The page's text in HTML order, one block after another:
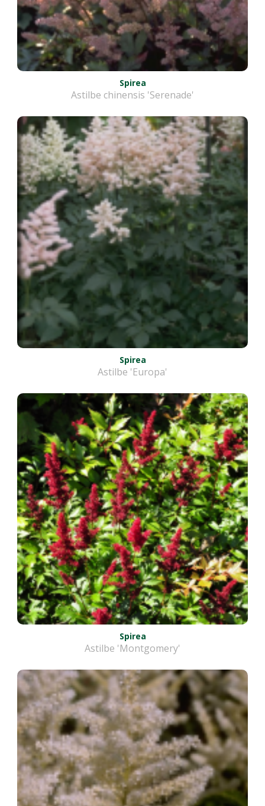
Spirea
Astilbe chinensis 'Serenade'
Spirea
Astilbe 'Europa'
Spirea
Astilbe 'Montgomery'